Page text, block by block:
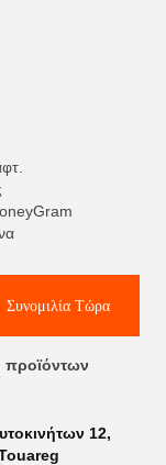
Συνομιλία Τώρα
προϊόντων
12,